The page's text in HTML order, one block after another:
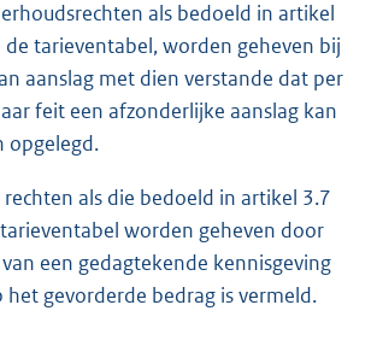
als bedoeld in artikel
de tarieventabel, worden geheven bij
aanslag met dien verstande dat per
feit een afzonderlijke aanslag kan
opgelegd.
rechten als die bedoeld in artikel 3.7
worden geheven door
een gedagtekende kennisgeving
het gevorderde bedrag is vermeld.